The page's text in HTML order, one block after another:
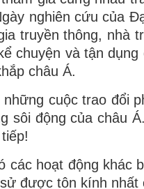
nghiên cứu của
truyền thông, nhà
chuyện và tận
châu Á.
những cuộc trao đổi
sôi động của châu
các hoạt động khác
được tôn kính nhất